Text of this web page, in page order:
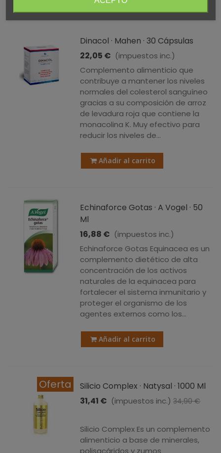
Dinacol · Mahen · 30 Cápsulas
22,05 € (impuestos inc.)
Complemento alimenticio que
contribuye a mantener los niveles
normales del colesterol sanguíneo
gracias a su composición de arroz
de levadura roja que contiene la
monacolina K. Muy efectivo para
reducir los niveles de...
Añadir al carrito
Echinaforce Gotas · A Vogel · 50
Ml
16,88 € (impuestos inc.)
Echinaforce Gotas Equinacea es un
complemento dietético de alta
concentración de los activos
naturales de la equinacea para
fortalecer el sistema inmunitario y
proteger el organismo de los
agentes externos como los...
Añadir al carrito
Oferta
Silicio Complex · Natysal · 1000 Ml
31,41 € (impuestos inc.) 34,90 €
Silicio Complex Es un complemento
alimenticio a base de minerales,
polisacáridos y zumos